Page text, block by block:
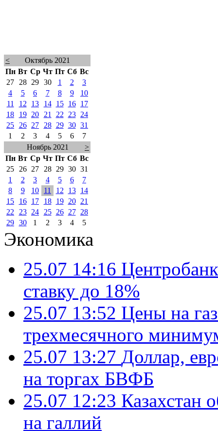
<
Октябрь 2021
Пн Вт Ср Чт Пт Сб Вс
27
28 29 30 1 2
3
4
5 6 7 8 9
10
11
12 13 14 15 16
17
18
19 20 21 22 23
24
25
26 27 28 29 30 31
1
2 3 4 5 6
7
Ноябрь 2021
>
Пн Вт Ср Чт Пт Сб Вс
25
26 27 28 29 30 31
1
2 3 4 5 6
7
8
9 10 11 12 13
14
15
16 17 18 19 20
21
22
23 24 25 26 27
28
29 30 1 2 3 4 5
Экономика
25.07 14:16
ставку до 18%
25.07 13:52 Цены на
трехмесячного
25.07 13:27 Доллар,
на торгах БВФБ
25.07 12:23 Казахстан
на галлий